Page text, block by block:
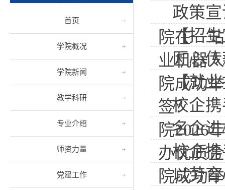
首页
学院概况
学院新闻
教学科研
专业介绍
师资力量
党建工作
政策
院在一
【招
业机器
匠心
院成功
【就
签？
校企
院2026
名企
办优质
校企
院成功
以劳